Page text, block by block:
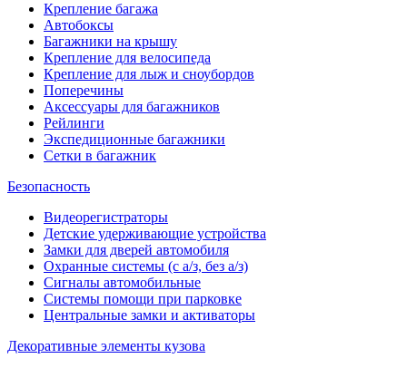
Крепление багажа
Автобоксы
Багажники на крышу
Крепление для велосипеда
Крепление для лыж и сноубордов
Поперечины
Аксессуары для багажников
Рейлинги
Экспедиционные багажники
Сетки в багажник
Безопасность
Видеорегистраторы
Детские удерживающие устройства
Замки для дверей автомобиля
Охранные системы (с а/з, без а/з)
Сигналы автомобильные
Системы помощи при парковке
Центральные замки и активаторы
Декоративные элементы кузова